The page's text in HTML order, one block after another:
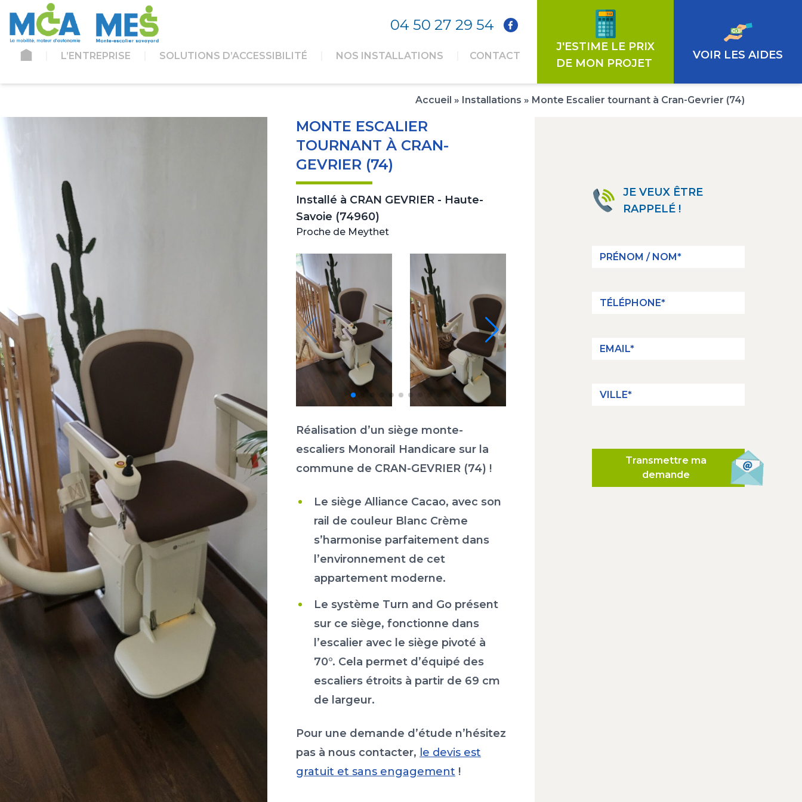
04 50 27 29 54
L’ENTREPRISE SOLUTIONS D’ACCESSIBILITÉ NOS INSTALLATIONS CONTACT
J'ESTIME LE PRIX
DE MON PROJET
€
VOIR LES AIDES
Accueil » Installations » Monte Escalier tournant à Cran-Gevrier (74)
MONTE ESCALIER
TOURNANT À CRAN-
GEVRIER (74)
Installé à CRAN GEVRIER - Haute-
Savoie (74960)
Proche de Meythet
Réalisation d’un siège monte-
escaliers Monorail Handicare sur la
commune de CRAN-GEVRIER (74) !
Le siège Alliance Cacao, avec son
rail de couleur Blanc Crème
s’harmonise parfaitement dans
l’environnement de cet
appartement moderne.
Le système Turn and Go présent
sur ce siège, fonctionne dans
l’escalier avec le siège pivoté à
70°. Cela permet d’équipé des
escaliers étroits à partir de 69 cm
de largeur.
Pour une demande d’étude n’hésitez
pas à nous contacter, le devis est
gratuit et sans engagement !
JE VEUX ÊTRE
RAPPELÉ !
Transmettre ma
demande